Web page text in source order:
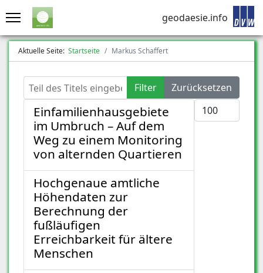
geodaesie.info
Aktuelle Seite: Startseite Markus Schaffert
Teil des Titels eingeben Filter
Zurücksetzen
Anzeige #
Einfamilienhausgebiete
im Umbruch – Auf dem
Weg zu einem Monitoring
von alternden Quartieren
Hochgenaue amtliche
Höhendaten zur
Berechnung der
fußläufigen
Erreichbarkeit für ältere
Menschen